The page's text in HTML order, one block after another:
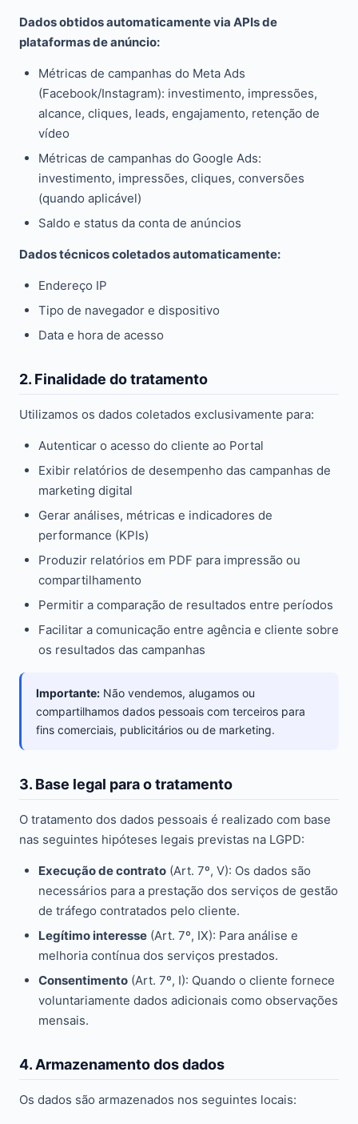
Dados obtidos automaticamente via APIs de
plataformas de anúncio:
Métricas de campanhas do Meta Ads
(Facebook/Instagram): investimento, impressões,
alcance, cliques, leads, engajamento, retenção de
vídeo
Métricas de campanhas do Google Ads:
investimento, impressões, cliques, conversões
(quando aplicável)
Saldo e status da conta de anúncios
Dados técnicos coletados automaticamente:
Endereço IP
Tipo de navegador e dispositivo
Data e hora de acesso
2. Finalidade do tratamento
Utilizamos os dados coletados exclusivamente para:
Autenticar o acesso do cliente ao Portal
Exibir relatórios de desempenho das campanhas de
marketing digital
Gerar análises, métricas e indicadores de
performance (KPIs)
Produzir relatórios em PDF para impressão ou
compartilhamento
Permitir a comparação de resultados entre períodos
Facilitar a comunicação entre agência e cliente sobre
os resultados das campanhas
Importante: Não vendemos, alugamos ou
compartilhamos dados pessoais com terceiros para
fins comerciais, publicitários ou de marketing.
3. Base legal para o tratamento
O tratamento dos dados pessoais é realizado com base
nas seguintes hipóteses legais previstas na LGPD:
Execução de contrato (Art. 7º, V): Os dados são
necessários para a prestação dos serviços de gestão
de tráfego contratados pelo cliente.
Legítimo interesse (Art. 7º, IX): Para análise e
melhoria contínua dos serviços prestados.
Consentimento (Art. 7º, I): Quando o cliente fornece
voluntariamente dados adicionais como observações
mensais.
4. Armazenamento dos dados
Os dados são armazenados nos seguintes locais: